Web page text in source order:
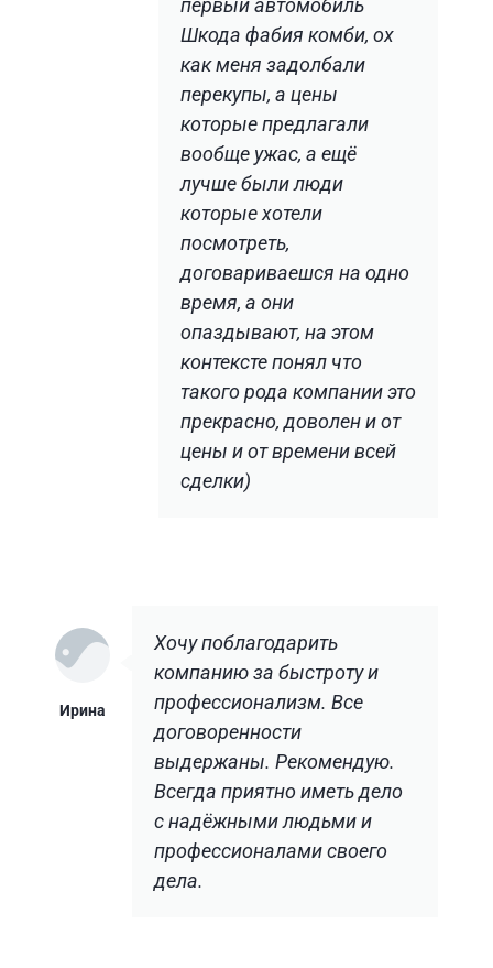
первый автомобиль
Шкода фабия комби, ох
как меня задолбали
перекупы, а цены
которые предлагали
вообще ужас, а ещё
лучше были люди
которые хотели
посмотреть,
договариваешся на одно
время, а они
опаздывают, на этом
контексте понял что
такого рода компании это
прекрасно, доволен и от
цены и от времени всей
сделки)
Хочу поблагодарить
компанию за быстроту и
профессионализм. Все
договоренности
выдержаны. Рекомендую.
Всегда приятно иметь дело
с надёжными людьми и
профессионалами своего
дела.
Ирина